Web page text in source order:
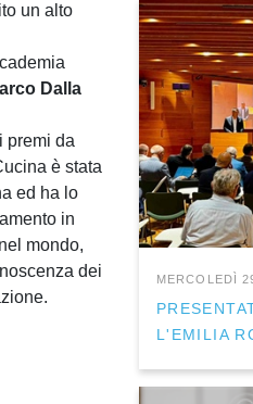
un alto
Dalla
premi da
è stata
ed ha lo
in
mondo,
dei
MERCOLEDÌ
L'EMILIA